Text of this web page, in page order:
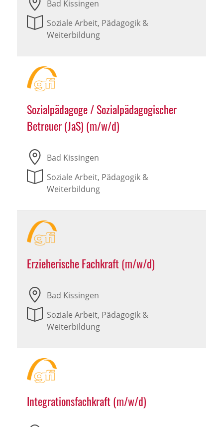
Bad Kissingen
Soziale Arbeit, Pädagogik &
Weiterbildung
Sozialpädagoge / Sozialpädagogischer
Betreuer (JaS) (m/w/d)
Bad Kissingen
Soziale Arbeit, Pädagogik &
Weiterbildung
Erzieherische Fachkraft (m/w/d)
Bad Kissingen
Soziale Arbeit, Pädagogik &
Weiterbildung
Integrationsfachkraft (m/w/d)